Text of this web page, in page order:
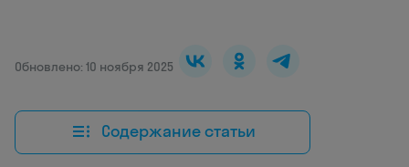
Обновлено: 10 ноября 2025
Содержание статьи